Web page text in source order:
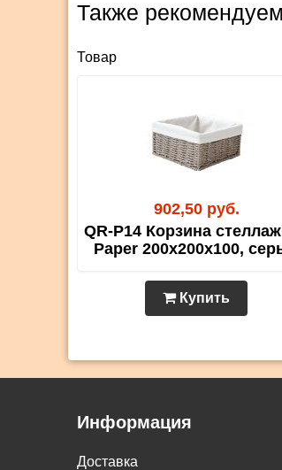
Также
Товар
902,50 руб.
QR-P14 Корзина
Paper 200х200х100,
Купить
Информация
Доставка